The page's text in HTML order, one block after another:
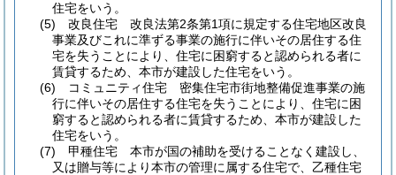
住宅をいう。
(5)
改良住宅 改良法第2条第1項に規定する住宅地区改良
事業及びこれに準ずる事業の施行に伴いその居住する住
宅を失うことにより、住宅に困窮すると認められる者に
賃貸するため、本市が建設した住宅をいう。
(6)
コミュニティ住宅 密集住宅市街地整備促進事業の施
行に伴いその居住する住宅を失うことにより、住宅に困
窮すると認められる者に賃貸するため、本市が建設した
住宅をいう。
(7)
甲種住宅 本市が国の補助を受けることなく建設し、
又は贈与等により本市の管理に属する住宅で、乙種住宅